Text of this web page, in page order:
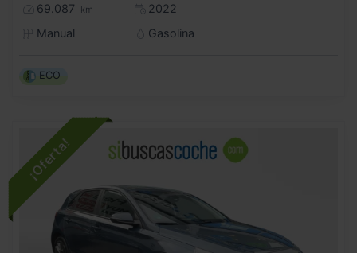
69.087 km
2022
Manual
Gasolina
ECO